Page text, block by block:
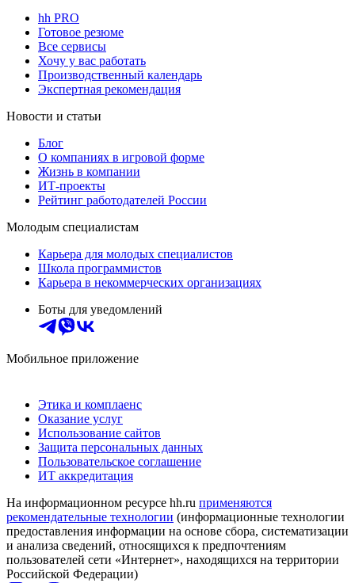
hh PRO
Готовое резюме
Все сервисы
Хочу у вас работать
Производственный календарь
Экспертная рекомендация
Новости и статьи
Блог
О компаниях в игровой форме
Жизнь в компании
ИТ-проекты
Рейтинг работодателей России
Молодым специалистам
Карьера для молодых специалистов
Школа программистов
Карьера в некоммерческих организациях
Боты для уведомлений
Мобильное приложение
Этика и комплаенс
Оказание услуг
Использование сайтов
Защита персональных данных
Пользовательское соглашение
ИТ аккредитация
На информационном ресурсе hh.ru применяются
рекомендательные технологии (информационные технологии
предоставления информации на основе сбора, систематизации
и анализа сведений, относящихся к предпочтениям
пользователей сети «Интернет», находящихся на территории
Российской Федерации)